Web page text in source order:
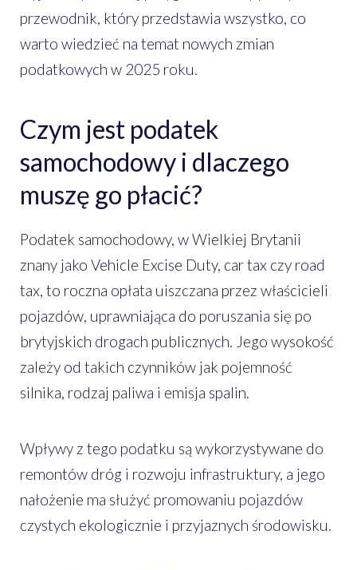
przewodnik, który przedstawia wszystko, co
warto wiedzieć na temat nowych zmian
podatkowych w 2025 roku.
Czym jest podatek
samochodowy i dlaczego
muszę go płacić?
Podatek samochodowy, w Wielkiej Brytanii
znany jako Vehicle Excise Duty, car tax czy road
tax, to roczna opłata uiszczana przez właścicieli
pojazdów, uprawniająca do poruszania się po
brytyjskich drogach publicznych. Jego wysokość
zależy od takich czynników jak pojemność
silnika, rodzaj paliwa i emisja spalin.
Wpływy z tego podatku są wykorzystywane do
remontów dróg i rozwoju infrastruktury, a jego
nałożenie ma służyć promowaniu pojazdów
czystych ekologicznie i przyjaznych środowisku.